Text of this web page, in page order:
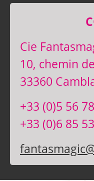
Cie
10, chemin
33360
+33 (0)5 56
+33 (0)6 85